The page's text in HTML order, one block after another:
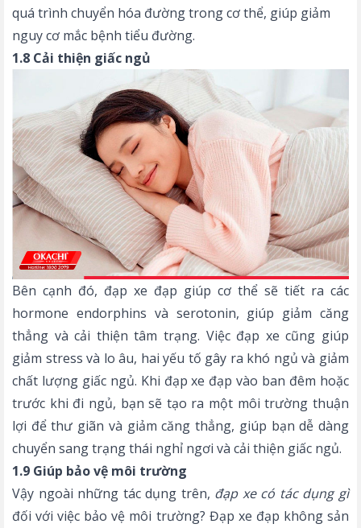
quá trình chuyển hóa đường trong cơ thể, giúp giảm
nguy cơ mắc bệnh tiểu đường.
1.8 Cải thiện giấc ngủ
Bên cạnh đó, đạp xe đạp giúp cơ thể sẽ tiết ra các
hormone endorphins và serotonin, giúp giảm căng
thẳng và cải thiện tâm trạng. Việc đạp xe cũng giúp
giảm stress và lo âu, hai yếu tố gây ra khó ngủ và giảm
chất lượng giấc ngủ. Khi đạp xe đạp vào ban đêm hoặc
trước khi đi ngủ, bạn sẽ tạo ra một môi trường thuận
lợi để thư giãn và giảm căng thẳng, giúp bạn dễ dàng
chuyển sang trạng thái nghỉ ngơi và cải thiện giấc ngủ.
1.9 Giúp bảo vệ môi trường
Vậy ngoài những tác dụng trên, đạp xe có tác dụng gì
đối với việc bảo vệ môi trường? Đạp xe đạp không sản